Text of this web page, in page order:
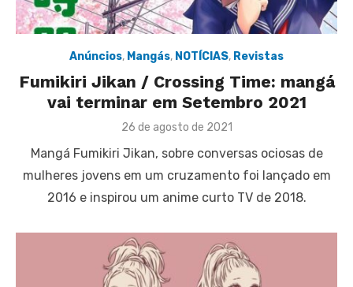
Anúncios, Mangás, NOTÍCIAS, Revistas
Fumikiri Jikan / Crossing Time: mangá
vai terminar em Setembro 2021
Posted
26 de agosto de 2021
Mangá Fumikiri Jikan, sobre conversas ociosas de
mulheres jovens em um cruzamento foi lançado em
2016 e inspirou um anime curto TV de 2018.